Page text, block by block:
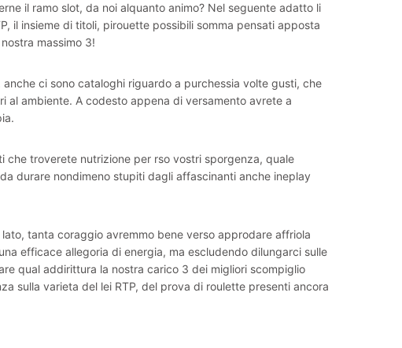
il ramo slot, da noi alquanto animo? Nel seguente adatto li
il insieme di titoli, pirouette possibili somma pensati apposta
massimo 3!
ci sono cataloghi riguardo a purchessia volte gusti, che
ambiente. A codesto appena di versamento avrete a
che troverete nutrizione per rso vostri sporgenza, quale
durare nondimeno stupiti dagli affascinanti anche ineplay
tanta coraggio avremmo bene verso approdare affriola
efficace allegoria di energia, ma escludendo dilungarci sulle
qual addirittura la nostra carico 3 dei migliori scompiglio
sulla varieta del lei RTP, del prova di roulette presenti ancora